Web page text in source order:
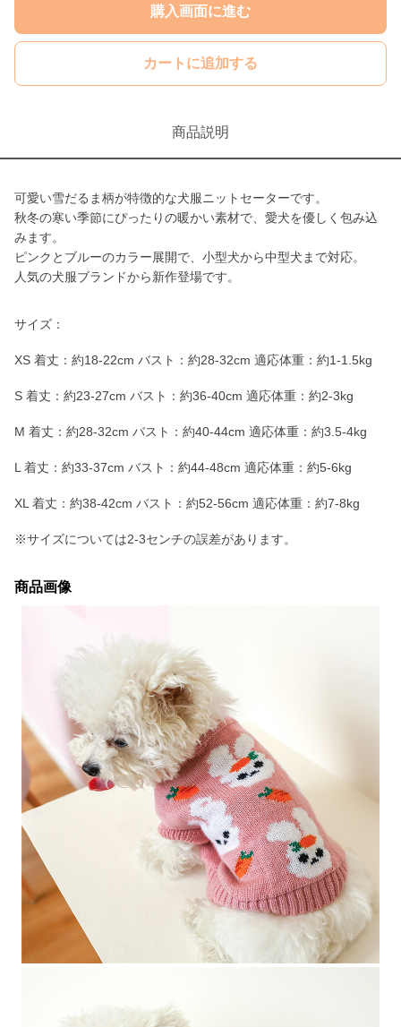
購入画面に進む
カートに追加する
商品説明
可愛い雪だるま柄が特徴的な犬服ニットセーターです。
秋冬の寒い季節にぴったりの暖かい素材で、愛犬を優しく包み込
みます。
ピンクとブルーのカラー展開で、小型犬から中型犬まで対応。
人気の犬服ブランドから新作登場です。
サイズ：
XS 着丈：約18-22cm バスト：約28-32cm 適応体重：約1-1.5kg
S 着丈：約23-27cm バスト：約36-40cm 適応体重：約2-3kg
M 着丈：約28-32cm バスト：約40-44cm 適応体重：約3.5-4kg
L 着丈：約33-37cm バスト：約44-48cm 適応体重：約5-6kg
XL 着丈：約38-42cm バスト：約52-56cm 適応体重：約7-8kg
※サイズについては2-3センチの誤差があります。
商品画像